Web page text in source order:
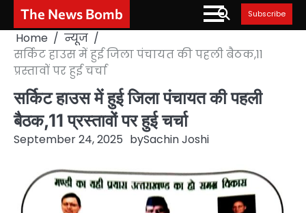
Skip
content
The News Bomb Subscribe
Home
न्यूज
सर्किट हाउस में हुई जिला पंचायत की पहली बैठक,11
प्रस्तावों पर हुई चर्चा
सर्किट हाउस में हुई जिला पंचायत की पहली
बैठक,11 प्रस्तावों पर हुई चर्चा
September 24, 2025 bySachin Joshi